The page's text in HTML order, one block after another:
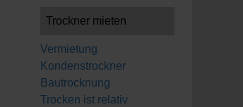
Trockner mieten
Vermietung
Kondenstrockner
Bautrocknung
Trocken ist relativ